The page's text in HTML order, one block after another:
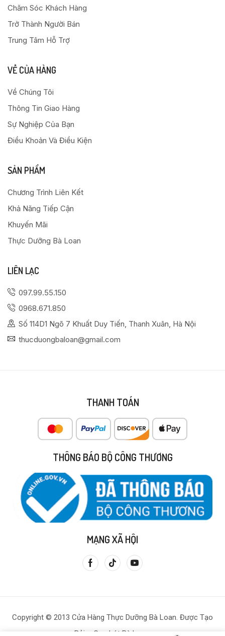
Chăm Sóc Khách Hàng
Trở Thành Người Bán
Trung Tâm Hỗ Trợ
VỀ CỦA HÀNG
Về Chúng Tôi
Thông Tin Giao Hàng
Sự Nghiệp Của Bạn
Điều Khoản Và Điều Kiện
SẢN PHẨM
Chương Trình Liên Kết
Khả Năng Tiếp Cận
Khuyến Mãi
Thực Dưỡng Bà Loan
LIÊN LẠC
097.99.55.150
0968.671.850
Số 114D1 Ngõ 7 Khuất Duy Tiến, Thanh Xuân, Hà Nội
thucduongbaloan@gmail.com
THANH TOÁN
THÔNG BÁO BỘ CÔNG THƯƠNG
MẠNG XÃ HỘI
Copyright © 2013 Cửa Hàng Thực Dưỡng Bà Loan. Được Tạo
Bởi – Gạo Lứt Bà Loan.